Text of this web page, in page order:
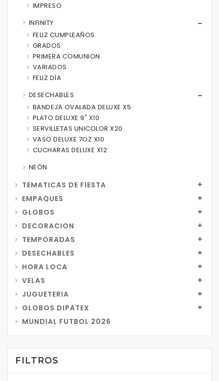
IMPRESO
INFINITY
FELIZ CUMPLEAÑOS
GRADOS
PRIMERA COMUNION
VARIADOS
FELIZ DÍA
DESECHABLES
BANDEJA OVALADA DELUXE X5
PLATO DELUXE 9" X10
SERVILLETAS UNICOLOR X20
VASO DELUXE 7OZ X10
CUCHARAS DELUXE X12
NEÓN
TEMATICAS DE FIESTA
EMPAQUES
GLOBOS
DECORACION
TEMPORADAS
DESECHABLES
HORA LOCA
VELAS
JUGUETERIA
GLOBOS DIPATEX
MUNDIAL FUTBOL 2026
FILTROS